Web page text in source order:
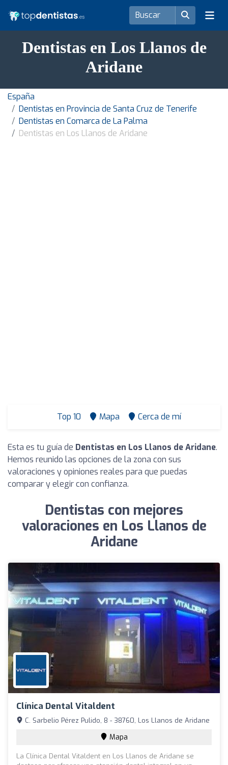
Dentistas en Los Llanos de
Aridane
España
Dentistas en Provincia de Santa Cruz de Tenerife
Dentistas en Comarca de La Palma
Dentistas en Los Llanos de Aridane
Top 10 Mapa Cerca de mí
Esta es tu guía de Dentistas en Los Llanos de Aridane.
Hemos reunido las opciones de la zona con sus
valoraciones y opiniones reales para que puedas
comparar y elegir con confianza.
Dentistas con mejores
valoraciones en Los Llanos de
Aridane
Clínica Dental Vitaldent
C. Sarbelio Pérez Pulido, 8 - 38760, Los Llanos de Aridane
Mapa
La Clínica Dental Vitaldent en Los Llanos de Aridane se